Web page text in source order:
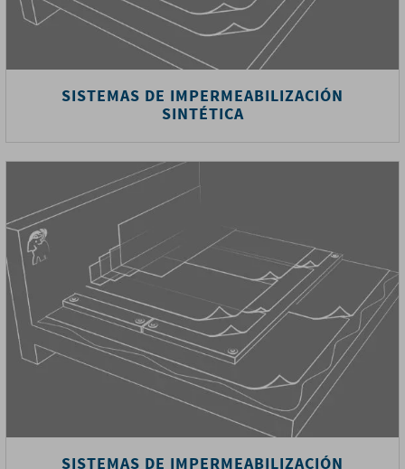
SISTEMAS DE IMPERMEABILIZACIÓN
SINTÉTICA
SISTEMAS DE IMPERMEABILIZACIÓN